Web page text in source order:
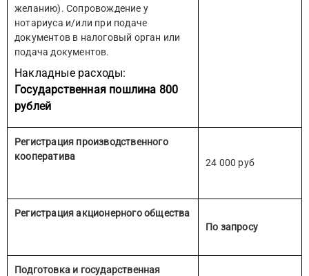
желанию). Сопровождение у
нотариуса и/или при подаче
документов в налоговый орган или
подача документов.
Накладные расходы:
Государственная пошлина 800
рублей
Регистрация производственного
кооператива
24 000 руб
Регистрация акционерного общества
По запросу
Подготовка и государственная